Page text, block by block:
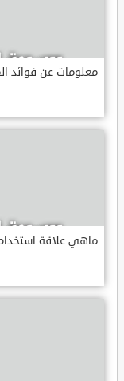
معلومات عن فوائد
ماهي علاقة استخدام